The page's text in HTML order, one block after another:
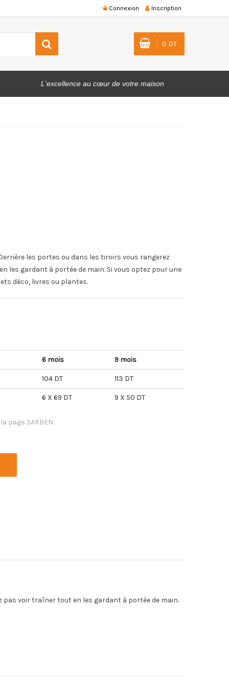
Inscription
Connexion
0 DT
L'excellence au cœur de votre maison
les portes ou dans les tiroirs vous rangerez
les gardant à portée de main. Si vous optez pour une
déco, livres ou plantes.
6 mois 9 mois
104 DT 113 DT
6 X 69 DT 9 X 50 DT
page 3ARBEN
voir traîner tout en les gardant à portée de main.